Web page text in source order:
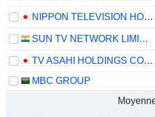
NIPPON TELEVISION HOLDINGS, INC.
SUN TV NETWORK LIMITED
TV ASAHI HOLDINGS CORPORATION
MBC GROUP